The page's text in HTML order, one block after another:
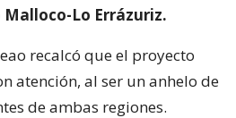
Lo Errázuriz.
recalcó que el proyecto
atención, al ser un anhelo de
de ambas regiones.